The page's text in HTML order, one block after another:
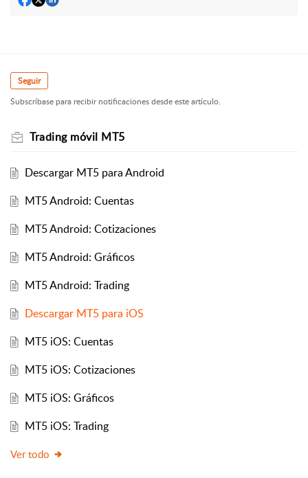
Seguir
Subscríbase para recibir notificaciones desde este artículo.
Trading móvil MT5
Descargar MT5 para Android
MT5 Android: Cuentas
MT5 Android: Cotizaciones
MT5 Android: Gráficos
MT5 Android: Trading
Descargar MT5 para iOS
MT5 iOS: Cuentas
MT5 iOS: Cotizaciones
MT5 iOS: Gráficos
MT5 iOS: Trading
Ver todo